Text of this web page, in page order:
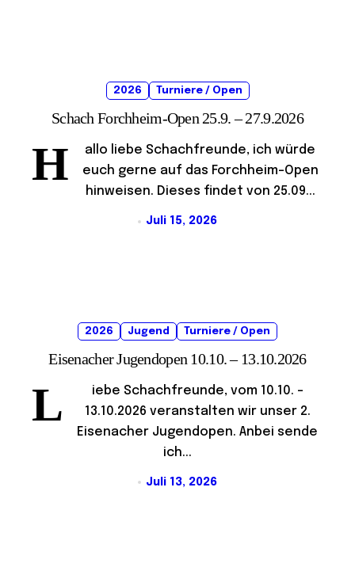
2026 Turniere / Open
Schach Forchheim-Open 25.9. – 27.9.2026
H
allo liebe Schachfreunde, ich würde
euch gerne auf das Forchheim-Open
hinweisen. Dieses findet von 25.09...
Juli 15, 2026
2026 Jugend Turniere / Open
Eisenacher Jugendopen 10.10. – 13.10.2026
L
iebe Schachfreunde, vom 10.10. –
13.10.2026 veranstalten wir unser 2.
Eisenacher Jugendopen. Anbei sende
ich...
Juli 13, 2026